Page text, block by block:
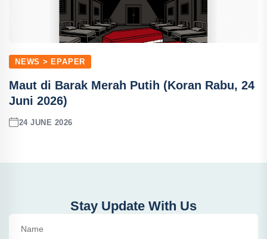
NEWS > EPAPER
Maut di Barak Merah Putih (Koran Rabu, 24
Juni 2026)
24 JUNE 2026
Stay Update With Us